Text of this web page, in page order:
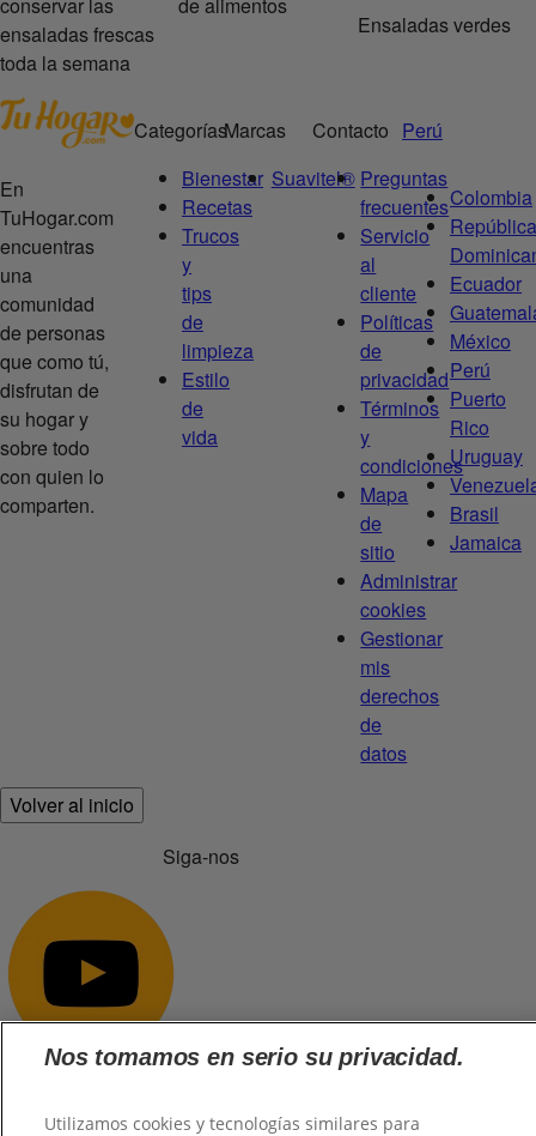
ensaladas frescas
toda la semana
Ensaladas verdes
En
TuHogar.com
encuentras
una
comunidad
de personas
que como tú,
disfrutan de
su hogar y
sobre todo
con quien lo
comparten.
Categorías
Bienestar
Recetas
Trucos
y
tips
de
limpieza
Estilo
de
vida
Marcas
Suavitel®
Contacto
Preguntas
frecuentes
Servicio
al
cliente
Políticas
de
privacidad
Términos
y
condiciones
Mapa
de
sitio
Administrar
cookies
Gestionar
mis
derechos
de
datos
Perú
Colombia
República
Ecuador
México
Perú
Puerto
Rico
Uruguay
Brasil
Jamaica
Volver al inicio
Siga-nos
Nos tomamos en serio su privacidad.
Utilizamos cookies y tecnologías similares para